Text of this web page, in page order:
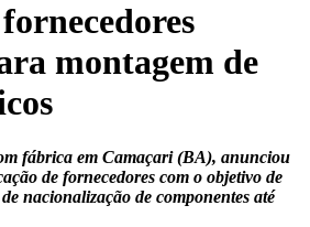
montagem de
fábrica em Camaçari (BA), anunciou
de fornecedores com o objetivo de
nacionalização de componentes até